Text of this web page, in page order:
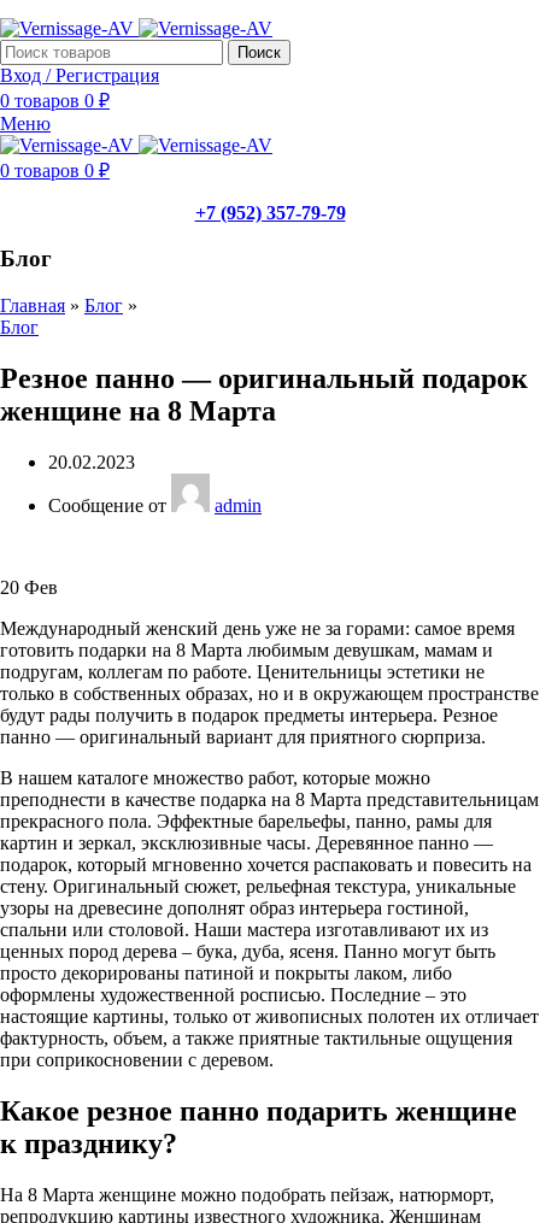
Поиск
Вход / Регистрация
0 товаров 0 ₽
Меню
0 товаров 0 ₽
+7 (952) 357-79-79
Блог
Главная » Блог »
Блог
Резное панно — оригинальный подарок
женщине на 8 Марта
20.02.2023
Сообщение от admin
20 Фев
Международный женский день уже не за горами: самое время
готовить подарки на 8 Марта любимым девушкам, мамам и
подругам, коллегам по работе. Ценительницы эстетики не
только в собственных образах, но и в окружающем пространстве
будут рады получить в подарок предметы интерьера. Резное
панно — оригинальный вариант для приятного сюрприза.
В нашем каталоге множество работ, которые можно
преподнести в качестве подарка на 8 Марта представительницам
прекрасного пола. Эффектные барельефы, панно, рамы для
картин и зеркал, эксклюзивные часы. Деревянное панно —
подарок, который мгновенно хочется распаковать и повесить на
стену. Оригинальный сюжет, рельефная текстура, уникальные
узоры на древесине дополнят образ интерьера гостиной,
спальни или столовой. Наши мастера изготавливают их из
ценных пород дерева – бука, дуба, ясеня. Панно могут быть
просто декорированы патиной и покрыты лаком, либо
оформлены художественной росписью. Последние – это
настоящие картины, только от живописных полотен их отличает
фактурность, объем, а также приятные тактильные ощущения
при соприкосновении с деревом.
Какое резное панно подарить женщине
к празднику?
На 8 Марта женщине можно подобрать пейзаж, натюрморт,
репродукцию картины известного художника. Женщинам